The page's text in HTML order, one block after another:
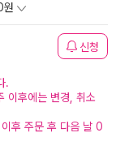
원
신청
.
이후에는 변경, 취소
후 주문 후 다음 날 0